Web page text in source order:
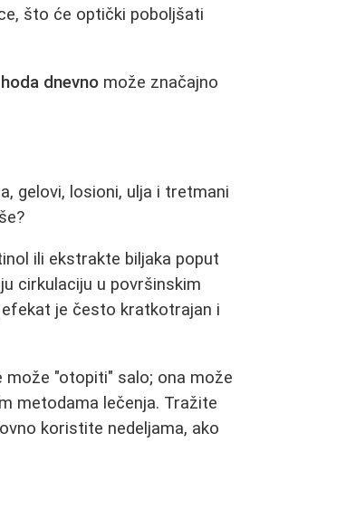
što će optički poboljšati
dnevno može značajno
gelovi, losioni, ulja i tretmani
ili ekstrakte biljaka poput
cirkulaciju u površinskim
je često kratkotrajan i
može "otopiti" salo; ona može
metodama lečenja. Tražite
koristite nedeljama, ako